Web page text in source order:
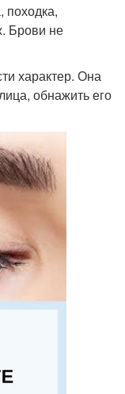
походка,
Брови не
характер. Она
обнажить его